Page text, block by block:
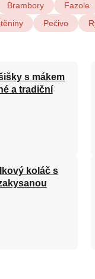
Brambory Fazole
Pečivo
s mákem
a tradiční
koláč s